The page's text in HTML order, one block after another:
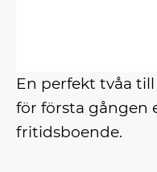
En perfekt tvåa
för första gången
fritidsboende.